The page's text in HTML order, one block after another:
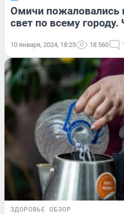
Омичи пожаловались
свет по всему
10 января, 2024, 18:25 18 560
ЗДОРОВЬЕ ОБЗОР